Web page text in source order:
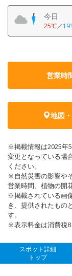
今日
25℃／
営業時
地図
※掲載情報は2025年
変更となっている場
ください。
※自然災害の影響や
営業時間、植物の開
※掲載されている画
き、提供されたもの
す。
※表示料金は消費税8
スポット詳細
トップ